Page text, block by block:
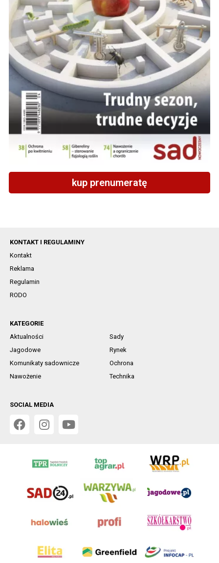
kup prenumeratę
KONTAKT I REGULAMINY
Kontakt
Reklama
Regulamin
RODO
KATEGORIE
Aktualności
Sady
Jagodowe
Rynek
Komunikaty sadownicze
Ochrona
Nawożenie
Technika
SOCIAL MEDIA